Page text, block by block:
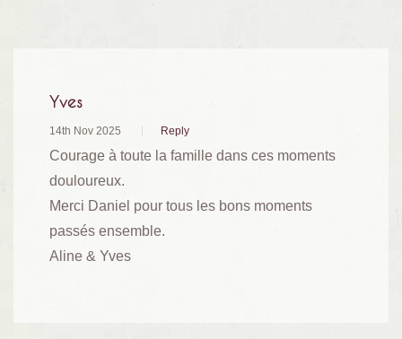
Yves
14th Nov 2025 Reply
Courage à toute la famille dans ces moments
douloureux.
Merci Daniel pour tous les bons moments
passés ensemble.
Aline & Yves